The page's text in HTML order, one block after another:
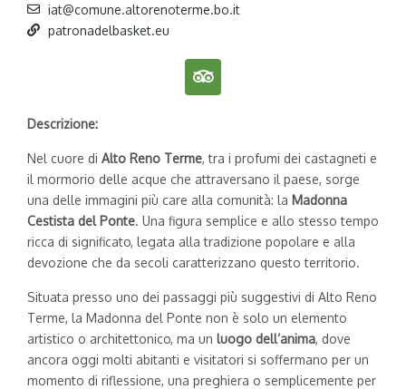
iat@comune.altorenoterme.bo.it
patronadelbasket.eu
Descrizione:
Nel cuore di Alto Reno Terme, tra i profumi dei castagneti e
il mormorio delle acque che attraversano il paese, sorge
una delle immagini più care alla comunità: la Madonna
Cestista del Ponte. Una figura semplice e allo stesso tempo
ricca di significato, legata alla tradizione popolare e alla
devozione che da secoli caratterizzano questo territorio.
Situata presso uno dei passaggi più suggestivi di Alto Reno
Terme, la Madonna del Ponte non è solo un elemento
artistico o architettonico, ma un luogo dell’anima, dove
ancora oggi molti abitanti e visitatori si soffermano per un
momento di riflessione, una preghiera o semplicemente per